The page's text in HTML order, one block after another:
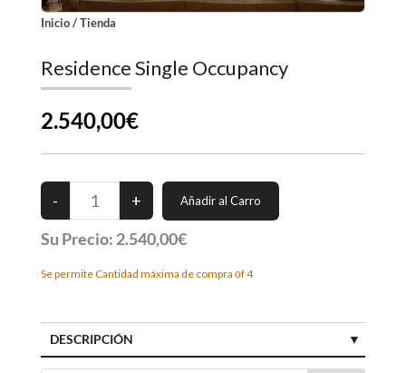
Inicio/Tienda
Residence Single Occupancy
2.540,00€
Su Precio:2.540,00€
Se permite Cantidad máxima de compra οf 4
DESCRIPCIÓN